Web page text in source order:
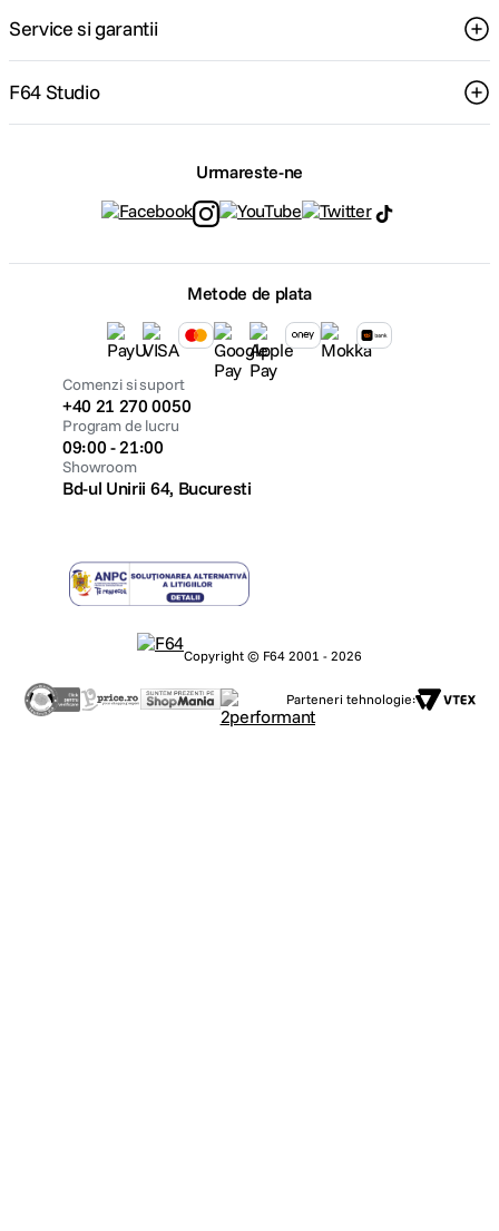
Service si garantii
F64 Studio
Urmareste-ne
Metode de plata
Comenzi si suport
+40 21 270 0050
Program de lucru
09:00 - 21:00
Showroom
Bd-ul Unirii 64, Bucuresti
Copyright © F64 2001 - 2026
Parteneri tehnologie: